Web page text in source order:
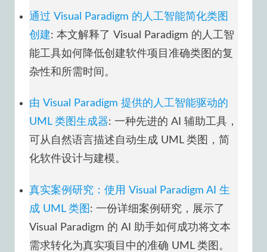
通过 Visual Paradigm 的人工智能简化类图
创建: 本文解释了 Visual Paradigm 的人工智
能工具如何降低创建软件项目准确类图的复
杂性和所需时间。
由 Visual Paradigm 提供的人工智能驱动的
UML 类图生成器: 一种先进的 AI 辅助工具，
可从自然语言描述自动生成 UML 类图，简
化软件设计与建模。
真实案例研究：使用 Visual Paradigm AI 生
成 UML 类图 : 一份详细案例研究，展示了
Visual Paradigm 的 AI 助手如何成功将文本
需求转化为真实项目中的准确 UML 类图。